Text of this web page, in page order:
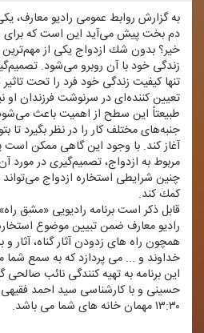
به گزارش روابط عمومی رادیو معارف،
دم بخت پیش می‌آید این است كه برای
خیر؟ بدون شك ازدواج یكی از
زندگی خود با آن روبرو می‌شود.
تنها كیفیت زندگی خود فرد را تحت
تعیین كننده‌ای در سرنوشت فرزندان
طبیعتاً این سطح از اهمیت باعث
جنبه‌های مختلف كار را در نظر بگیرد تا
آغاز كند. با وجود این گاهی ممكن
مربوط به ازدواج، تصمیم‌گیری در مورد
چنین شرایطی استخاره ازدواج
كمك كند.
قابل ذكر است برنامه رادیویی «مشق
رادیو معارف ضمن تبیین موضوع
همچون راه های زدودن آثار گناه، آثار و
خداوند و ... می پردازد كه به سمع
این برنامه به تهیه كنندگی نائب
حسینی و با كارشناسی سید احمد
۱۳:۳۰ مهمان خانه های شما می باشد.